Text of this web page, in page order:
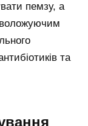
пемзу, а
та